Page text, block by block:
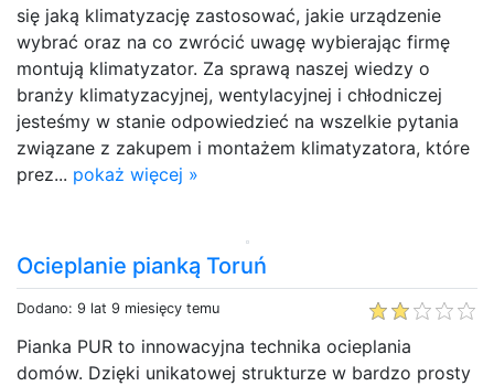
się jaką klimatyzację zastosować, jakie urządzenie
wybrać oraz na co zwrócić uwagę wybierając firmę
montują klimatyzator. Za sprawą naszej wiedzy o
branży klimatyzacyjnej, wentylacyjnej i chłodniczej
jesteśmy w stanie odpowiedzieć na wszelkie pytania
związane z zakupem i montażem klimatyzatora, które
prez... pokaż więcej »
Ocieplanie pianką Toruń
Dodano: 9 lat 9 miesięcy temu
Pianka PUR to innowacyjna technika ocieplania
domów. Dzięki unikatowej strukturze w bardzo prosty